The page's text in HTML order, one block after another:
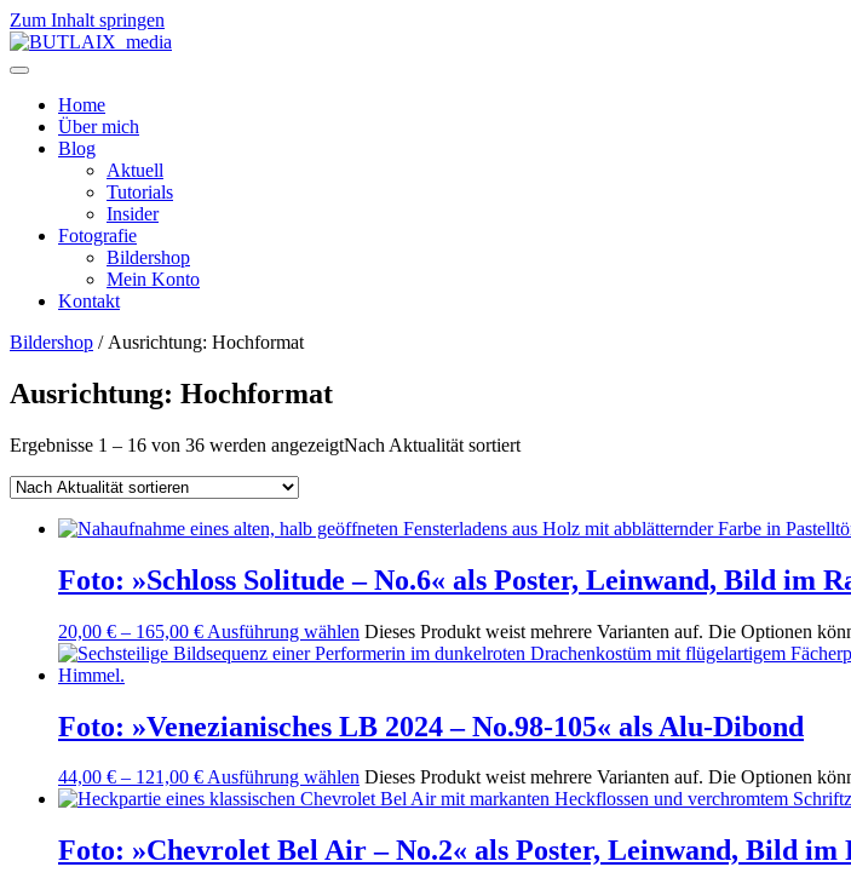
Zum Inhalt springen
Home
Über mich
Blog
Aktuell
Tutorials
Insider
Fotografie
Bildershop
Mein Konto
Kontakt
Bildershop / Ausrichtung: Hochformat
Ausrichtung: Hochformat
Ergebnisse 1 – 16 von 36 werden angezeigtNach Aktualität sortiert
Foto: »Schloss Solitude – No.6« als Poster, Leinwand, Bild im
20,00 € – 165,00 € Ausführung wählen Dieses Produkt weist mehrere Varianten auf. Die Optionen
Foto: »Venezianisches LB 2024 – No.98-105« als Alu-Dibond
44,00 € – 121,00 €Ausführung wählen Dieses Produkt weist mehrere Varianten auf. Die Optionen
Foto: »Chevrolet Bel Air – No.2« als Poster, Leinwand, Bild im